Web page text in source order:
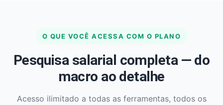
O QUE VOCÊ ACESSA COM O PLANO
Pesquisa salarial completa — do
macro ao detalhe
Acesso ilimitado a todas as ferramentas, todos os